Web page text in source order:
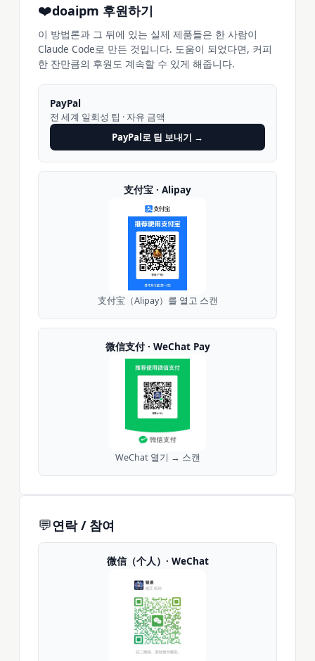
❤️doaipm 후원하기
이 방법론과 그 뒤에 있는 실제 제품들은 한 사람이
Claude Code로 만든 것입니다. 도움이 되었다면, 커피
한 잔만큼의 후원도 계속할 수 있게 해줍니다.
PayPal
전 세계 일회성 팁 · 자유 금액
PayPal로 팁 보내기 →
支付宝 · Alipay
支付宝（Alipay）를 열고 스캔
微信支付 · WeChat Pay
WeChat 열기 → 스캔
💬연락 / 참여
微信（个人）· WeChat